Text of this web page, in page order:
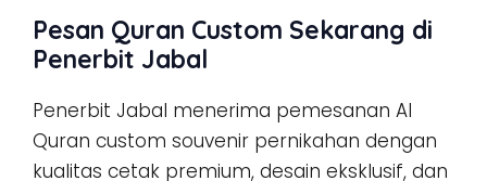
Pesan Quran Custom Sekarang di
Penerbit Jabal
Penerbit Jabal menerima pemesanan Al
Quran custom souvenir pernikahan dengan
kualitas cetak premium, desain eksklusif, dan